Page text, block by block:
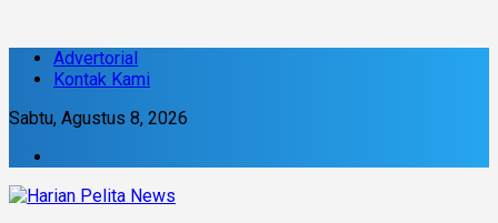
Advertorial
Kontak Kami
Sabtu, Agustus 8, 2026